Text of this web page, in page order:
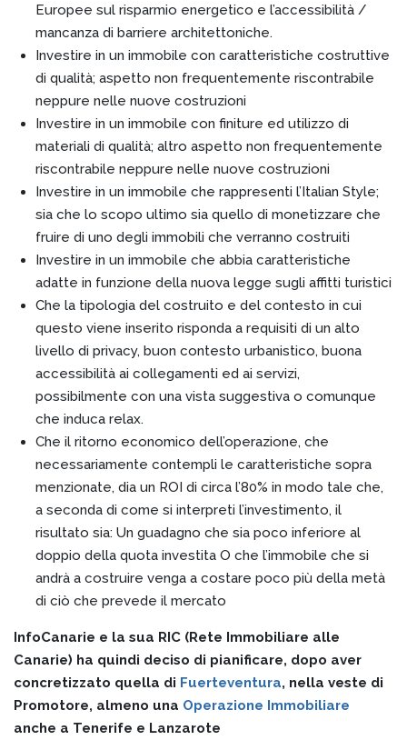
Europee sul risparmio energetico e l’accessibilità /
mancanza di barriere architettoniche.
Investire in un immobile con caratteristiche costruttive
di qualità; aspetto non frequentemente riscontrabile
neppure nelle nuove costruzioni
Investire in un immobile con finiture ed utilizzo di
materiali di qualità; altro aspetto non frequentemente
riscontrabile neppure nelle nuove costruzioni
Investire in un immobile che rappresenti l’Italian Style;
sia che lo scopo ultimo sia quello di monetizzare che
fruire di uno degli immobili che verranno costruiti
Investire in un immobile che abbia caratteristiche
adatte in funzione della nuova legge sugli affitti turistici
Che la tipologia del costruito e del contesto in cui
questo viene inserito risponda a requisiti di un alto
livello di privacy, buon contesto urbanistico, buona
accessibilità ai collegamenti ed ai servizi,
possibilmente con una vista suggestiva o comunque
che induca relax.
Che il ritorno economico dell’operazione, che
necessariamente contempli le caratteristiche sopra
menzionate, dia un ROI di circa l’80% in modo tale che,
a seconda di come si interpreti l’investimento, il
risultato sia: Un guadagno che sia poco inferiore al
doppio della quota investita O che l’immobile che si
andrà a costruire venga a costare poco più della metà
di ciò che prevede il mercato
InfoCanarie e la sua RIC (Rete Immobiliare alle
Canarie) ha quindi deciso di pianificare, dopo aver
concretizzato quella di Fuerteventura, nella veste di
Promotore, almeno una Operazione Immobiliare
anche a Tenerife e Lanzarote